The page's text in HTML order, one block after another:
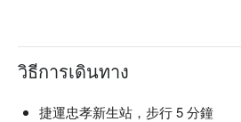
วิธีการเดินทาง
捷運忠孝新生站，步行 5 分鐘